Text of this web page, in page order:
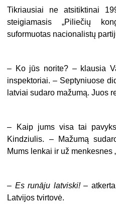
Tikriausiai ne atsitiktinai
steigiamasis „Piliečių
suformuotas nacionalistų
– Ko jūs norite? – klausia
inspektoriai. – Septyniuose
latviai sudaro mažumą. Juos
– Kaip jums visa tai
Kindziulis. – Mažumą
Mums lenkai ir už menkesnes
– Es runāju latviski!–
Latvijos tvirtovė.